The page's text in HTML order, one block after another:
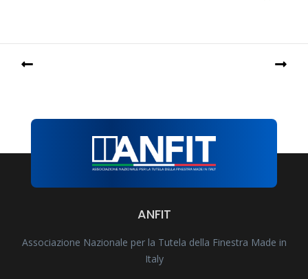
ANFIT
Associazione Nazionale per la Tutela della Finestra Made in
Italy